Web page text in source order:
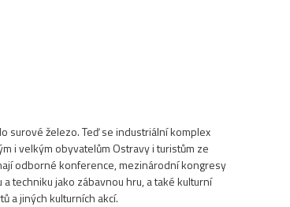
surové železo. Teď se industriální komplex
i velkým obyvatelům Ostravy i turistům ze
odborné konference, mezinárodní kongresy
techniku jako zábavnou hru, a také kulturní
a jiných kulturních akcí.